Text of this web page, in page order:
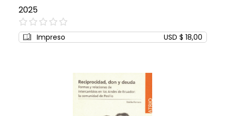
2025
0%
Impreso USD $ 18,00